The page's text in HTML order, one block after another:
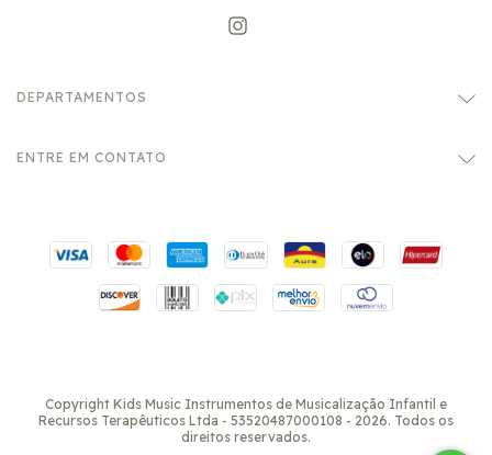
DEPARTAMENTOS
ENTRE EM CONTATO
Copyright Kids Music Instrumentos de Musicalização Infantil e
Recursos Terapêuticos Ltda - 53520487000108 - 2026. Todos os
direitos reservados.